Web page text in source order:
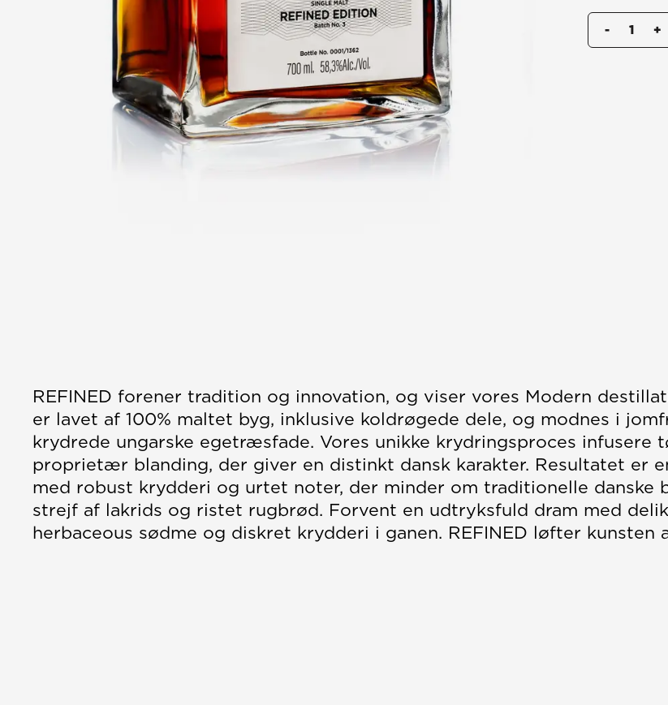
- +
REFINED forener tradition og innovation, og viser vores Modern
er lavet af 100% maltet byg, inklusive koldrøgede dele, og modnes i
krydrede ungarske egetræsfade. Vores unikke krydringsproces infusere
proprietær blanding, der giver en distinkt dansk karakter. Resultatet er
med robust krydderi og urtet noter, der minder om traditionelle danske
strejf af lakrids og ristet rugbrød. Forvent en udtryksfuld dram med
herbaceous sødme og diskret krydderi i ganen. REFINED løfter kunsten